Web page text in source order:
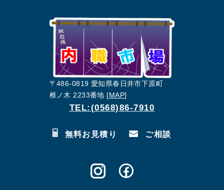
〒486-0819 愛知県春日井市下原町
椎ノ木 2233番地 [MAP]
TEL:(0568)86-7910
無料お見積り ご相談